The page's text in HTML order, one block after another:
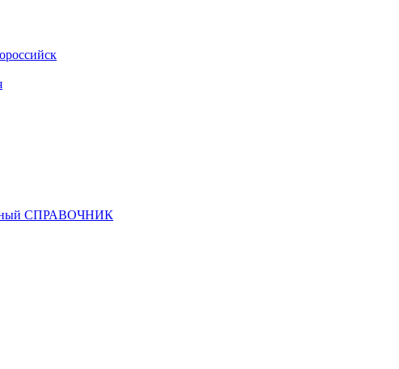
СПРАВОЧНИК